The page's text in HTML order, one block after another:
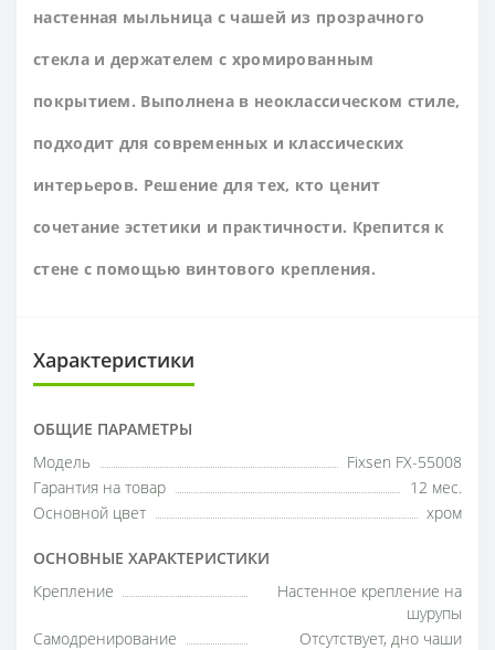
настенная мыльница с чашей из прозрачного
стекла и держателем с хромированным
покрытием. Выполнена в неоклассическом стиле,
подходит для современных и классических
интерьеров. Решение для тех, кто ценит
сочетание эстетики и практичности. Крепится к
стене с помощью винтового крепления.
Характеристики
ОБЩИЕ ПАРАМЕТРЫ
Модель
Fixsen FX-55008
Гарантия на товар
12 мес.
Основной цвет
хром
ОСНОВНЫЕ ХАРАКТЕРИСТИКИ
Крепление
Настенное крепление на
шурупы
Самодренирование
Отсутствует, дно чаши